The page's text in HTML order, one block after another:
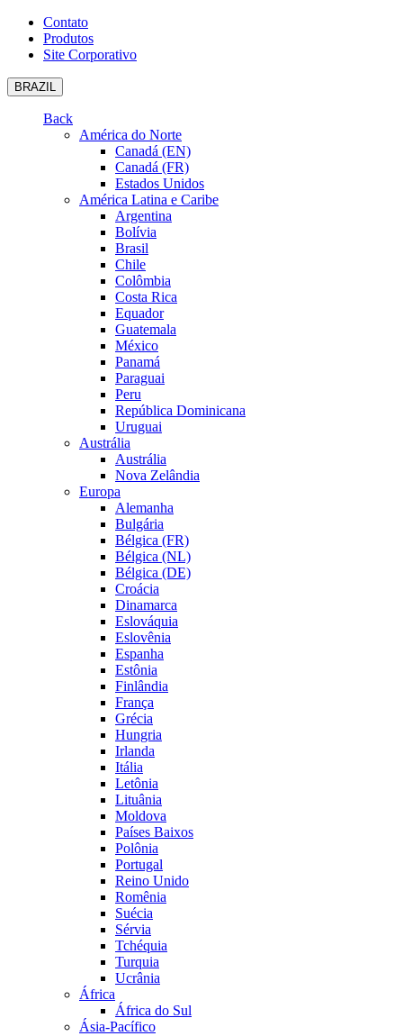
Contato
Produtos
Site Corporativo
BRAZIL
Back
América do Norte
Canadá (EN)
Canadá (FR)
Estados Unidos
América Latina e Caribe
Argentina
Bolívia
Brasil
Chile
Colômbia
Costa Rica
Equador
Guatemala
México
Panamá
Paraguai
Peru
República Dominicana
Uruguai
Austrália
Austrália
Nova Zelândia
Europa
Alemanha
Bulgária
Bélgica (FR)
Bélgica (NL)
Bélgica (DE)
Croácia
Dinamarca
Eslováquia
Eslovênia
Espanha
Estônia
Finlândia
França
Grécia
Hungria
Irlanda
Itália
Letônia
Lituânia
Moldova
Países Baixos
Polônia
Portugal
Reino Unido
Romênia
Suécia
Sérvia
Tchéquia
Turquia
Ucrânia
África
África do Sul
Ásia-Pacífico